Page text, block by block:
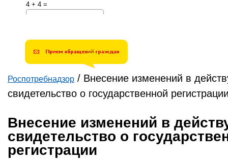
4 + 4 =
Роспотребнадзор / Внесение изменений в
свидетельство о государственной
Внесение изменений в
свидетельство о
регистрации